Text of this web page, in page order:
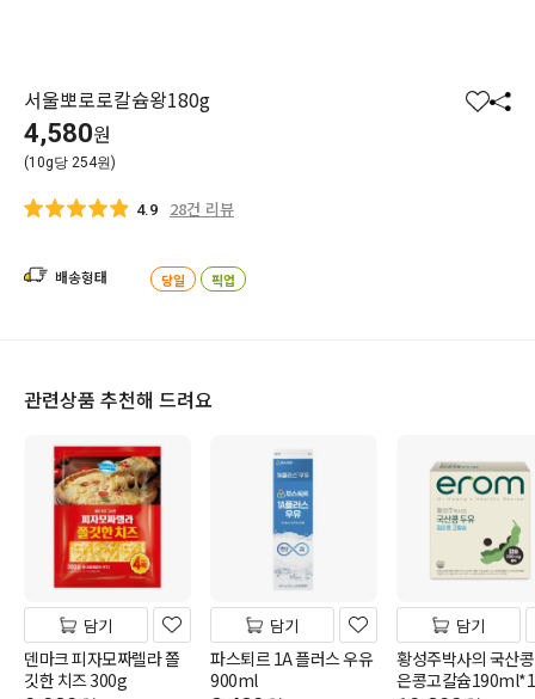
서울뽀로로칼슘왕180g
찜 공
4,580원
(10g당 254원)
4.9 28건 리뷰
배송형태 당일 픽업
관련상품 추천해 드려요
담기
덴마크 피자모짜렐라 쫄
깃한 치즈 300g
담기
파스퇴르 1A 플러스 우유
900ml
담기
황성주박사의 국산
은콩고칼슘